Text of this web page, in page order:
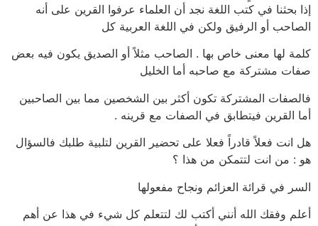
إذا بحثنا في كتب اللغة نجد أن العلماء عرفوا القرين على أنه
الصاحب أو الرفيق ولكن في اللغة العربية كل
كلمة لها معنى خاص بها . الصاحب مثلاً أو الصديق يكون فيه بعض
صفات مشتركة مع صاحبه أما الخليل
فالصفات المشتركة تكون أكثر بين الشخصين مما بين الصاحبين
أما القرين فيتطابق في الصفات مع قرينه .
هل انت فعلاً قادراً فعلا على تحضير القرين لتلبية طلبك فالسؤال
هو : من انت لتتمكن من هذا ؟
السر في قرائة العزائم ونجاح مفعولها
أعلم وفقك الله أنني أكتب لك لتتعلم كل شيء في هذا عن أهم